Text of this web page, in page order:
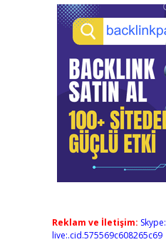
Reklam ve İletişim: Skype:
live:.cid.575569c608265c69